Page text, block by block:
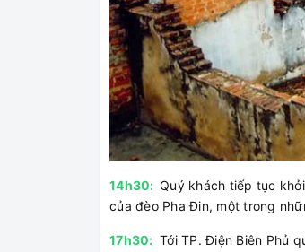
14h30: Quý khách tiếp tục
của đèo Pha Đin, một trong
17h30: Tới TP. Điện Biên Phủ